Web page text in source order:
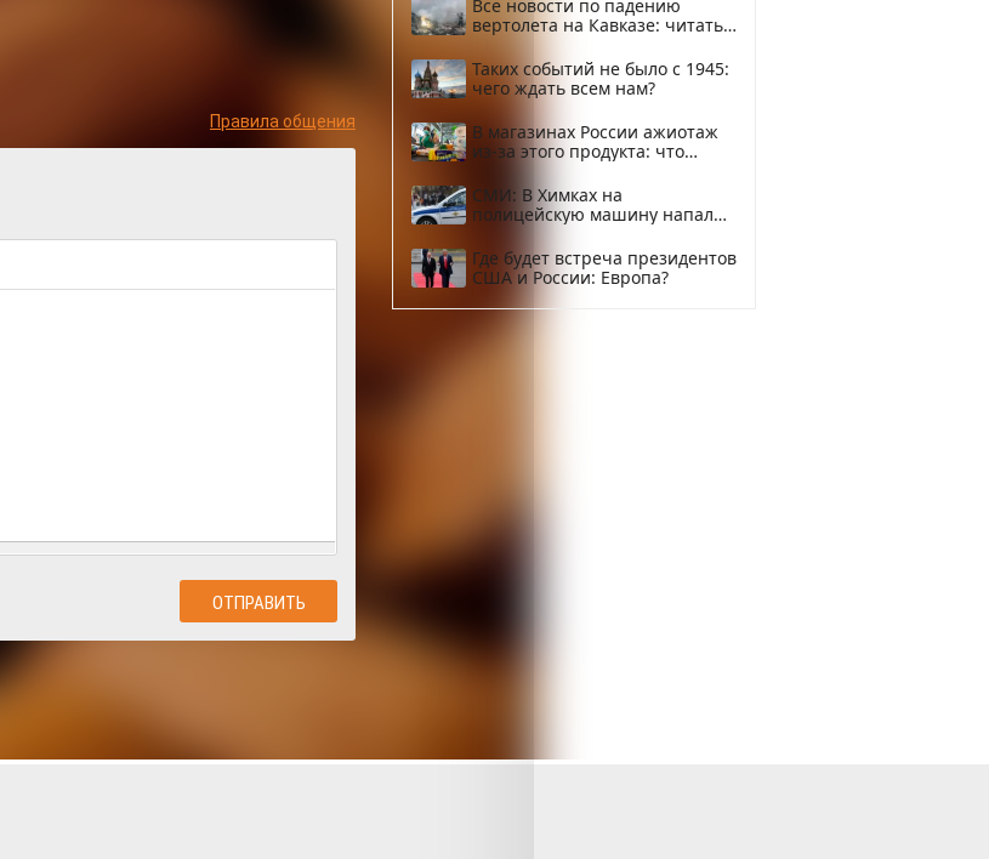
Правила общения
Все новости по падению
вертолета на Кавказе: читать
Таких событий не было с 1945:
чего ждать всем нам?
В магазинах России ажиотаж
из-за этого продукта: что
СМИ: В Химках на
полицейскую машину напали
Где будет встреча президентов
США и России: Европа?